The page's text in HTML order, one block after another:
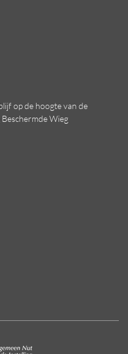
op de hoogte van de
Wieg